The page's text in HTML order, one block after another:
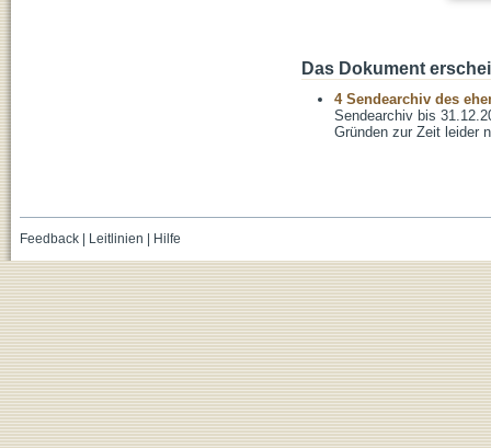
Das Dokument
4 Sendearchiv des
Sendearchiv bis
Gründen zur Zeit leider
Feedback| Leitlinien Hilfe